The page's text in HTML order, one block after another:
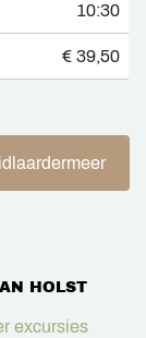
10:30
€ 39,50
HOLST
excursies